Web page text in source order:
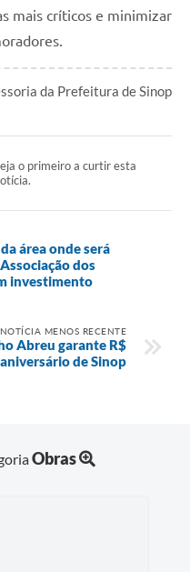
mais críticos e minimizar
da Prefeitura de Sinop
o primeiro a curtir esta
área onde será
dos
investimento
NOTÍCIA MENOS RECENTE
Abreu garante R$
de Sinop
Obras